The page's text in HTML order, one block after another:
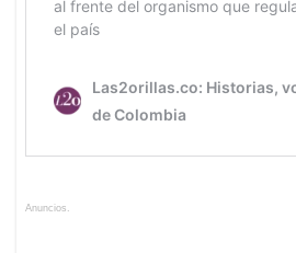
Anuncios.